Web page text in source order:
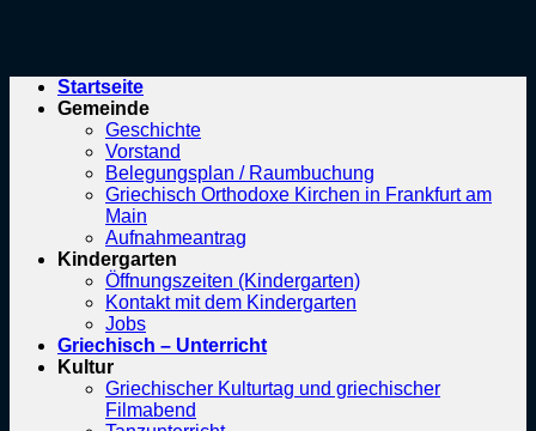
Startseite
Gemeinde
Geschichte
Vorstand
Belegungsplan / Raumbuchung
Griechisch Orthodoxe Kirchen in Frankfurt am
Main
Aufnahmeantrag
Kindergarten
Öffnungszeiten (Kindergarten)
Kontakt mit dem Kindergarten
Jobs
Griechisch – Unterricht
Kultur
Griechischer Kulturtag und griechischer
Filmabend